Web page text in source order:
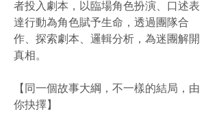
者投入劇本，以臨場角色扮演、口述表
達行動為角色賦予生命，透過團隊合
作、探索劇本、邏輯分析，為迷團解開
真相。
【同一個故事大綱，不一樣的結局，由
你抉擇】